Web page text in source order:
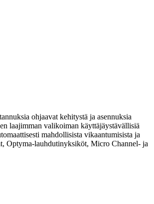
ohjaavat kehitystä ja asennuksia
laajimman valikoiman käyttäjäystävällisiä
mahdollisista vikaantumisista ja
Optyma-lauhdutinyksiköt, Micro Channel- ja